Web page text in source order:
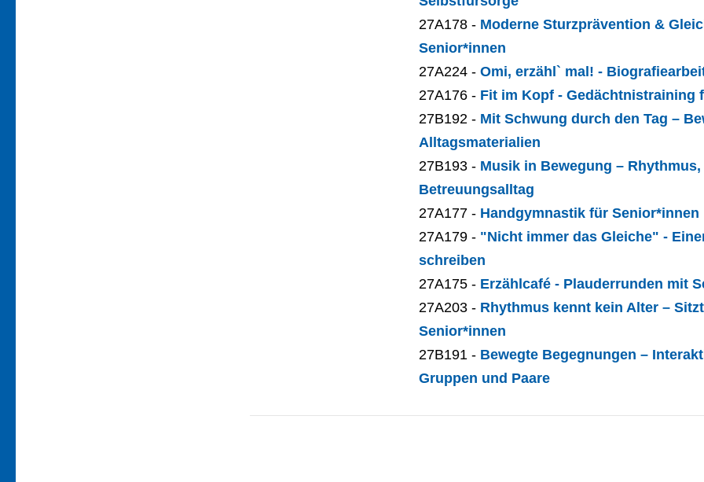
27A178 - Moderne Sturzprävention &
Senior*innen
27A224 -Omi, erzähl` mal! -
27A176 - Fit im Kopf - Gedächtnistraining
27B192 - Mit Schwung durch den Tag –
Alltagsmaterialien
27B193 - Musik in Bewegung –
Betreuungsalltag
27A177 - Handgymnastik für Senior*innen
27A179 - "Nicht immer das Gleiche" -
schreiben
27A175 - Erzählcafé - Plauderrunden mit
27A203 - Rhythmus kennt kein Alter –
Senior*innen
27B191 - Bewegte Begegnungen –
Gruppen und Paare